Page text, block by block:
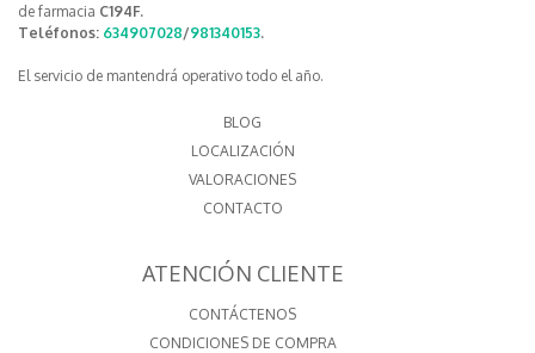
de farmacia C194F.
Teléfonos: 634907028/981340153.
El servicio de mantendrá operativo todo el año.
BLOG
LOCALIZACIÓN
VALORACIONES
CONTACTO
ATENCIÓN CLIENTE
CONTÁCTENOS
CONDICIONES DE COMPRA